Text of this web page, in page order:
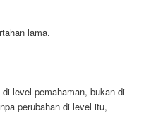
lama.
level pemahaman, bukan di
perubahan di level itu,